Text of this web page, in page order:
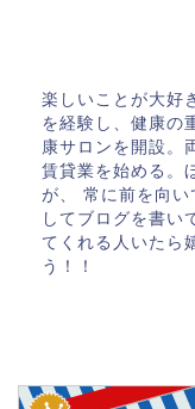
楽しいことが大好
を経験し、健康の
康サロンを開設。
賃貸業を始める。
が、 常に前を向い
してブログを書い
てくれる人いたら
う！！